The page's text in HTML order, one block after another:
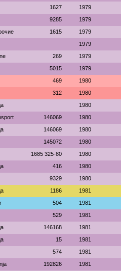
1627 1979
9285 1979
1615 1979
1979
269 1979
5015 1979
469 1980
312 1980
1980
146069 1980
146069 1980
145072 1980
1685 325-80 1980
416 1980
9329 1980
1186 1981
504 1981
529 1981
146168 1981
15 1981
574 1981
192826 1981